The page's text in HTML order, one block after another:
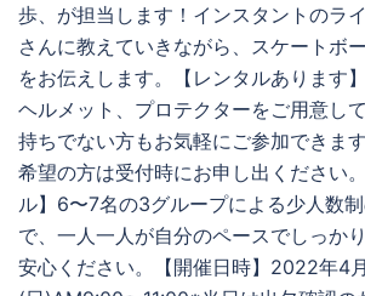
歩、が担当します！インスタントのラ
さんに教えていきながら、スケートボ
をお伝えします。【レンタルあります
ヘルメット、プロテクターをご用意し
持ちでない方もお気軽にご参加できま
希望の方は受付時にお申し出ください
ル】6〜7名の3グループによる少人数
で、一人一人が自分のペースでしっか
安心ください。【開催日時】2022年4